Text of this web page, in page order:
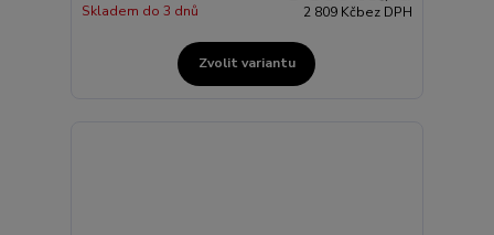
2 809 Kčbez DPH
Skladem do 3 dnů
Zvolit variantu